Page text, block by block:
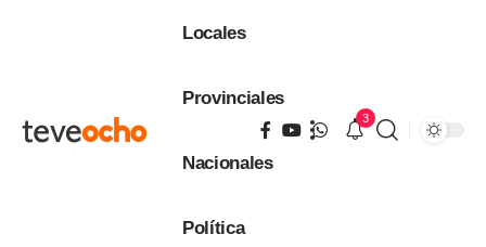
Locales
Provinciales
Nacionales
Política
3